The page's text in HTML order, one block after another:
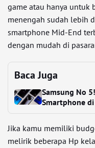
game atau hanya untuk
menengah sudah lebih
smartphone Mid-End
dengan mudah di
Baca Juga
Samsung No
Smartphone
Jika kamu memiliki
melirik beberapa Hp